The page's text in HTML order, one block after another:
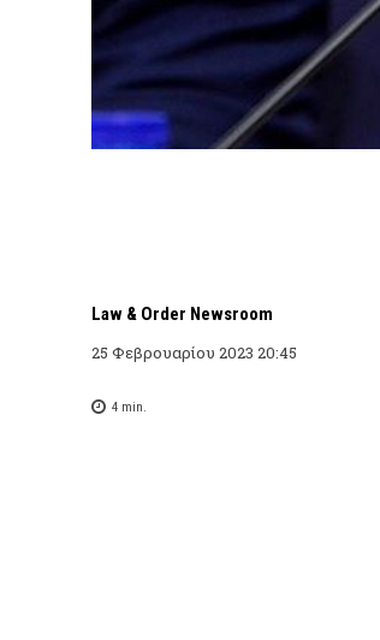
Law & Order Newsroom
25 Φεβρουαρίου 2023 20:45
4 min.